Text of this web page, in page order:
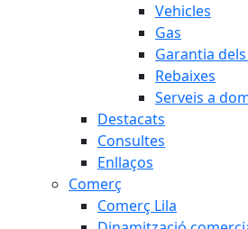
Vehicles
Gas
Garantia
Rebaixes
Serveis a
Destacats
Consultes
Enllaços
Comerç
Comerç Lila